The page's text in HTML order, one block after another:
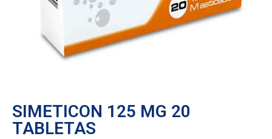
SIMETICON 125 MG 20
TABLETAS